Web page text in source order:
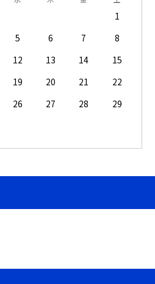
1
5 6 7
8
12 13 14
15
19 20 21
22
26 27 28
29